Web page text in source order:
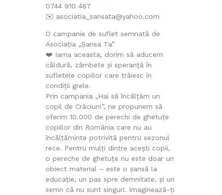
0744 910 487
✉️ asociatia_sansata@yahoo.com
O campanie de suflet semnată de
Asociația „Șansa Ta”
❤️ Iarna aceasta, dorim să aducem
căldură, zâmbete și speranță în
sufletele copiilor care trăiesc în
condiții grele.
Prin campania „Hai să încălțăm un
copil de Crăciun!”, ne propunem să
oferim 10.000 de perechi de ghetuțe
copiilor din România care nu au
încălțăminte potrivită pentru sezonul
rece. Pentru mulți dintre acești copii,
o pereche de ghetuțe nu este doar un
obiect material – este o șansă la
educație, un pas spre demnitate, și un
semn că nu sunt singuri. Imaginează-ți